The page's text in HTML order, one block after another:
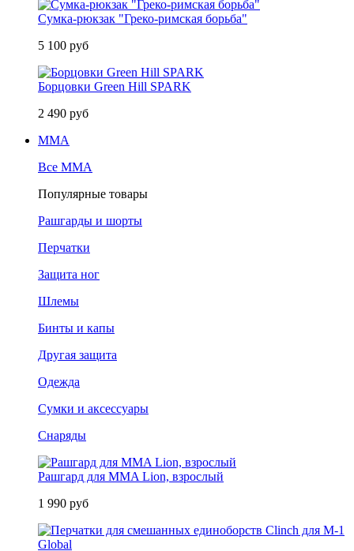
Сумка-рюкзак "Греко-римская борьба"
5 100 руб
Борцовки Green Hill SPARK
2 490 руб
MMA
Все MMA
Популярные товары
Рашгарды и шорты
Перчатки
Защита ног
Шлемы
Бинты и капы
Другая защита
Одежда
Сумки и аксессуары
Снаряды
Рашгард для MMA Lion, взрослый
1 990 руб